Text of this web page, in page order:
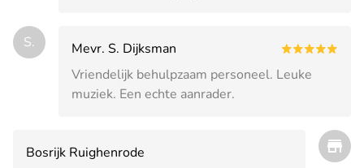
S.
Mevr. S. Dijksman
Vriendelijk behulpzaam personeel. Leuke
muziek. Een echte aanrader.
Bosrijk Ruighenrode